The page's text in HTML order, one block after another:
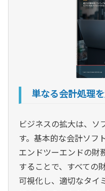
単なる会計処理
ビジネスの拡大は、ソ
す。基本的な会計ソフ
エンドツーエンドの財
することで、すべての
可視化し、適切なタイ